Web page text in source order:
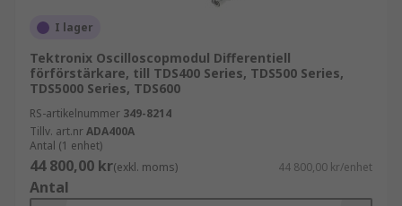
I lager
Tektronix Oscilloscopmodul Differentiell
förförstärkare, till TDS400 Series, TDS500 Series,
TDS5000 Series, TDS600
RS-artikelnummer 349-8214
Tillv. art.nrADA400A
Antal (1 enhet)
44 800,00 kr(exkl. moms) 44 800,00 kr/enhet
Antal